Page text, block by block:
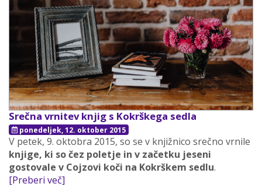
Srečna vrnitev knjig s Kokrškega sedla
ponedeljek, 12. oktober 2015
V petek, 9. oktobra 2015, so se v knjižnico srečno vrnile
knjige, ki so čez poletje in v začetku jeseni
gostovale v Cojzovi koči na Kokrškem sedlu.
[Preberi več]